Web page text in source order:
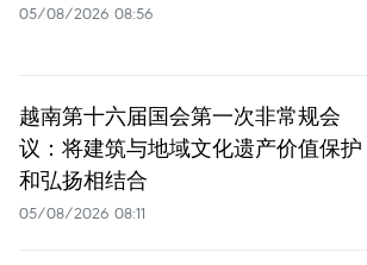
05/08/2026 08:56
越南第十六届国会第一次非常规会
议：将建筑与地域文化遗产价值保护
和弘扬相结合
05/08/2026 08:11